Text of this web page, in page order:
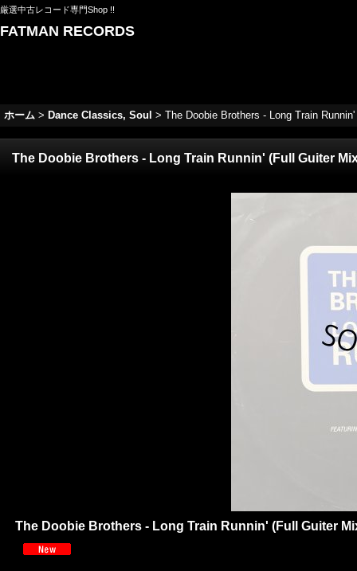
厳選中古レコード専門Shop !!
FATMAN RECORDS
ホーム > Dance Classics, Soul > The Doobie Brothers - Long Train
The Doobie Brothers - Long Train Runnin' (Full Guiter
The Doobie Brothers - Long Train Runnin' (Full Guiter